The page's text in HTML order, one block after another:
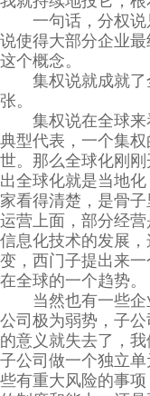
一句话，分权说
说使得大部分企业
这个概念。
集权说就成就了
张。
集权说在全球来
典型代表，一个集
世。那么全球化刚
出全球化就是当地
家看得清楚，是骨
运营上面，部分经
信息化技术的发展
变，西门子提出来
在全球的一个趋势。
当然也有一些企
公司极为弱势，子
的意义就失去了，
子公司做一个独立
些有重大风险的事